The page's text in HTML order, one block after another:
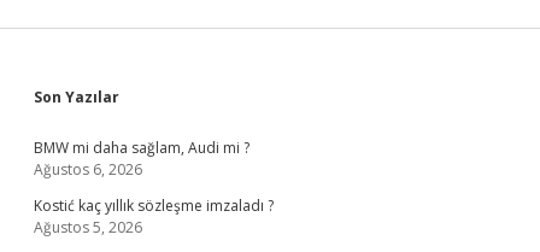
Sidebar
Son Yazılar
BMW mi daha sağlam, Audi mi ?
Ağustos 6, 2026
Kostić kaç yıllık sözleşme imzaladı ?
Ağustos 5, 2026